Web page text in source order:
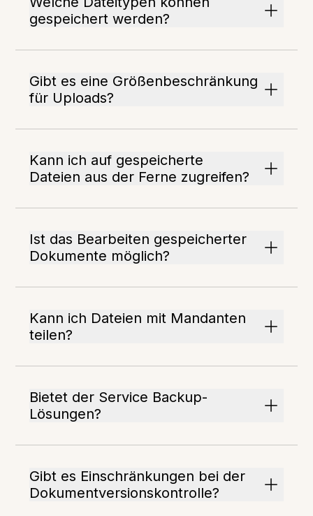
gespeichert werden?
Gibt es eine Größenbeschränkung
für Uploads?
Kann ich auf gespeicherte
Dateien aus der Ferne zugreifen?
Ist das Bearbeiten gespeicherter
Dokumente möglich?
Kann ich Dateien mit Mandanten
teilen?
Bietet der Service Backup-
Lösungen?
Gibt es Einschränkungen bei der
Dokumentversionskontrolle?